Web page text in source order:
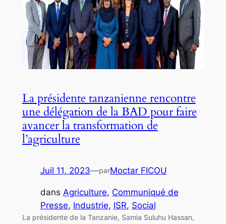
La présidente tanzanienne rencontre
une délégation de la BAD pour faire
avancer la transformation de
l’agriculture
Juil 11, 2023—parMoctar FICOU
dans Agriculture, Communiqué de
Presse, Industrie, ISR, Social
La présidente de la Tanzanie, Samia Suluhu Hassan,